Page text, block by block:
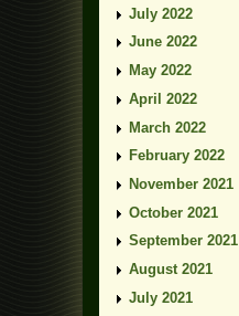
July 2022
June 2022
May 2022
April 2022
March 2022
February 2022
November 2021
October 2021
September 2021
August 2021
July 2021